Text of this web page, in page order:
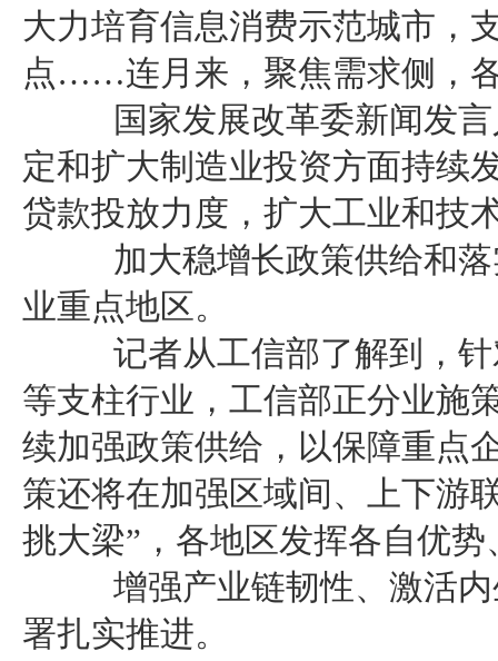
大力培育信息消费示范城市，
点……连月来，聚焦需求侧，
国家发展改革委新闻发言
定和扩大制造业投资方面持续
贷款投放力度，扩大工业和技
加大稳增长政策供给和落
业重点地区。
记者从工信部了解到，针
等支柱行业，工信部正分业施
续加强政策供给，以保障重点
策还将在加强区域间、上下游
挑大梁”，各地区发挥各自优
增强产业链韧性、激活内
署扎实推进。